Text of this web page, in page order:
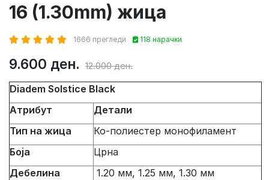
16 (1.30mm) жица
1666 прегледи 118 нарачки
9.600 ден. 12.000 ден.
Diadem Solstice Black
Атрибут
Детали
Тип на жица
Ко-полиестер монофиламент
Боја
Црна
Дебелина
1.20 мм, 1.25 мм, 1.30 мм